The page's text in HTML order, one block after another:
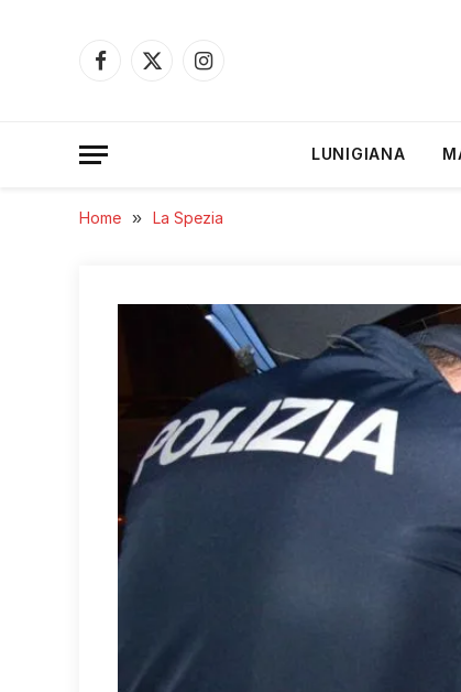
Facebook
X
Instagram
LUNIGIANA
Home » La Spezia